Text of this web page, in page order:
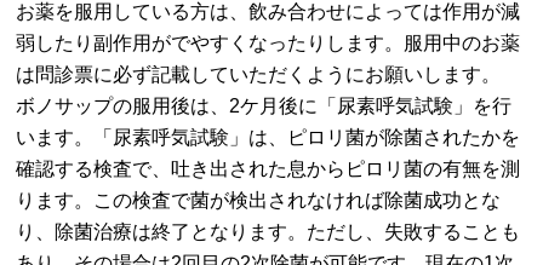
お薬を服用している方は、飲み合わせによっては作用が減
弱したり副作用がでやすくなったりします。服用中のお薬
は問診票に必ず記載していただくようにお願いします。
ボノサップの服用後は、2ケ月後に「尿素呼気試験」を行
います。「尿素呼気試験」は、ピロリ菌が除菌されたかを
確認する検査で、吐き出された息からピロリ菌の有無を測
ります。この検査で菌が検出されなければ除菌成功とな
り、除菌治療は終了となります。ただし、失敗することも